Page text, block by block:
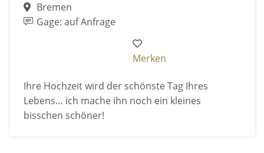
Bremen
Gage: auf Anfrage
Merken
Ihre Hochzeit wird der schönste Tag Ihres
Lebens… ich mache ihn noch ein kleines
bisschen schöner!